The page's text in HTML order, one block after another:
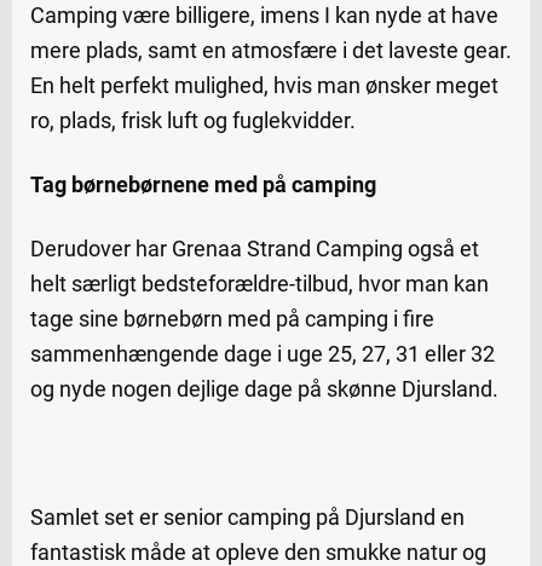
Camping være billigere, imens I kan nyde at have
mere plads, samt en atmosfære i det laveste gear.
En helt perfekt mulighed, hvis man ønsker meget
ro, plads, frisk luft og fuglekvidder.
Tag børnebørnene med på camping
Derudover har Grenaa Strand Camping også et
helt særligt bedsteforældre-tilbud, hvor man kan
tage sine børnebørn med på camping i fire
sammenhængende dage i uge 25, 27, 31 eller 32
og nyde nogen dejlige dage på skønne Djursland.
Samlet set er senior camping på Djursland en
fantastisk måde at opleve den smukke natur og